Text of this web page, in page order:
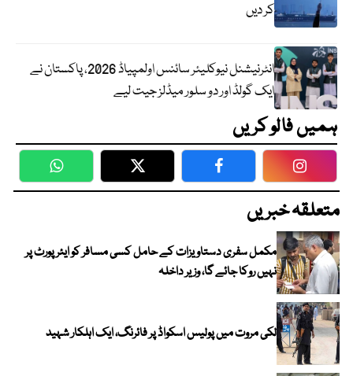
کر دیں
انٹرنیشنل نیوکلیئر سائنس اولمپیاڈ 2026، پاکستان نے
ایک گولڈ اور دو سلور میڈلز جیت لیے
ہمیں فالو کریں
WhatsApp Twitter Facebook
متعلقہ خبریں
مکمل سفری دستاویزات کے حامل کسی مسافر کو ایئرپورٹ پر
نہیں روکا جائے گا، وزیر داخلہ
لکی مروت میں پولیس اسکواڈ پر فائرنگ، ایک اہلکار شہید